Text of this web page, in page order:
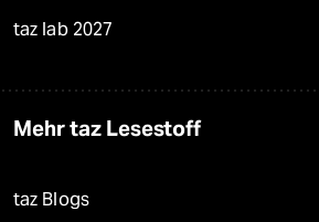
taz lab 2027
Mehr taz Lesestoff
taz Blogs